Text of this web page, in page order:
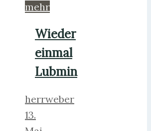
mehr
Wieder
einmal
Lubmin
herrweber
13.